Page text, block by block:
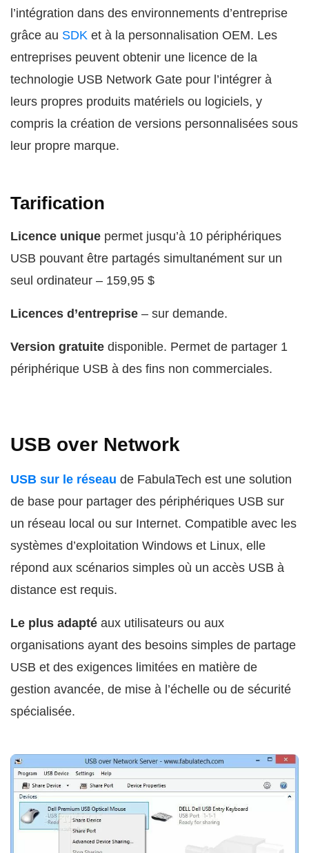
l’intégration dans des environnements d’entreprise
grâce au SDK et à la personnalisation OEM. Les
entreprises peuvent obtenir une licence de la
technologie USB Network Gate pour l’intégrer à
leurs propres produits matériels ou logiciels, y
compris la création de versions personnalisées sous
leur propre marque.
Tarification
Licence unique permet jusqu’à 10 périphériques
USB pouvant être partagés simultanément sur un
seul ordinateur – 159,95 $
Licences d’entreprise – sur demande.
Version gratuite disponible. Permet de partager 1
périphérique USB à des fins non commerciales.
USB over Network
USB sur le réseau de FabulaTech est une solution
de base pour partager des périphériques USB sur
un réseau local ou sur Internet. Compatible avec les
systèmes d’exploitation Windows et Linux, elle
répond aux scénarios simples où un accès USB à
distance est requis.
Le plus adapté aux utilisateurs ou aux
organisations ayant des besoins simples de partage
USB et des exigences limitées en matière de
gestion avancée, de mise à l’échelle ou de sécurité
spécialisée.